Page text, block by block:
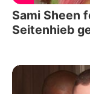
Sami Sheen
Seitenhieb